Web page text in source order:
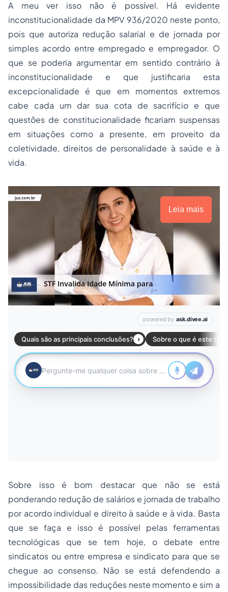
A meu ver isso não é possível. Há evidente
inconstitucionalidade da MPV 936/2020 neste ponto,
pois que autoriza redução salarial e de jornada por
simples acordo entre empregado e empregador. O
que se poderia argumentar em sentido contrário à
inconstitucionalidade e que justificaria esta
excepcionalidade é que em momentos extremos
cabe cada um dar sua cota de sacrifício e que
questões de constitucionalidade ficariam suspensas
em situações como a presente, em proveito da
coletividade, direitos de personalidade à saúde e à
vida.
Leia mais
Sobre isso é bom destacar que não se está
ponderando redução de salários e jornada de trabalho
por acordo individual e direito à saúde e à vida. Basta
que se faça e isso é possível pelas ferramentas
tecnológicas que se tem hoje, o debate entre
sindicatos ou entre empresa e sindicato para que se
chegue ao consenso. Não se está defendendo a
impossibilidade das reduções neste momento e sim a